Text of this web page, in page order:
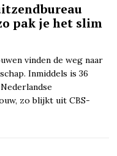
pak je het slim
vinden de weg naar
Inmiddels is 36
zo blijkt uit CBS-